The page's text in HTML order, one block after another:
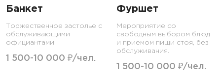
Банкет
Торжественное застолье с
обслуживающими
официантами.
1 500-10 000 ₽/чел.
Фуршет
Мероприятие со
свободным выбором блюд
и приемом пищи стоя, без
обслуживания.
1 500-10 000 ₽/чел.